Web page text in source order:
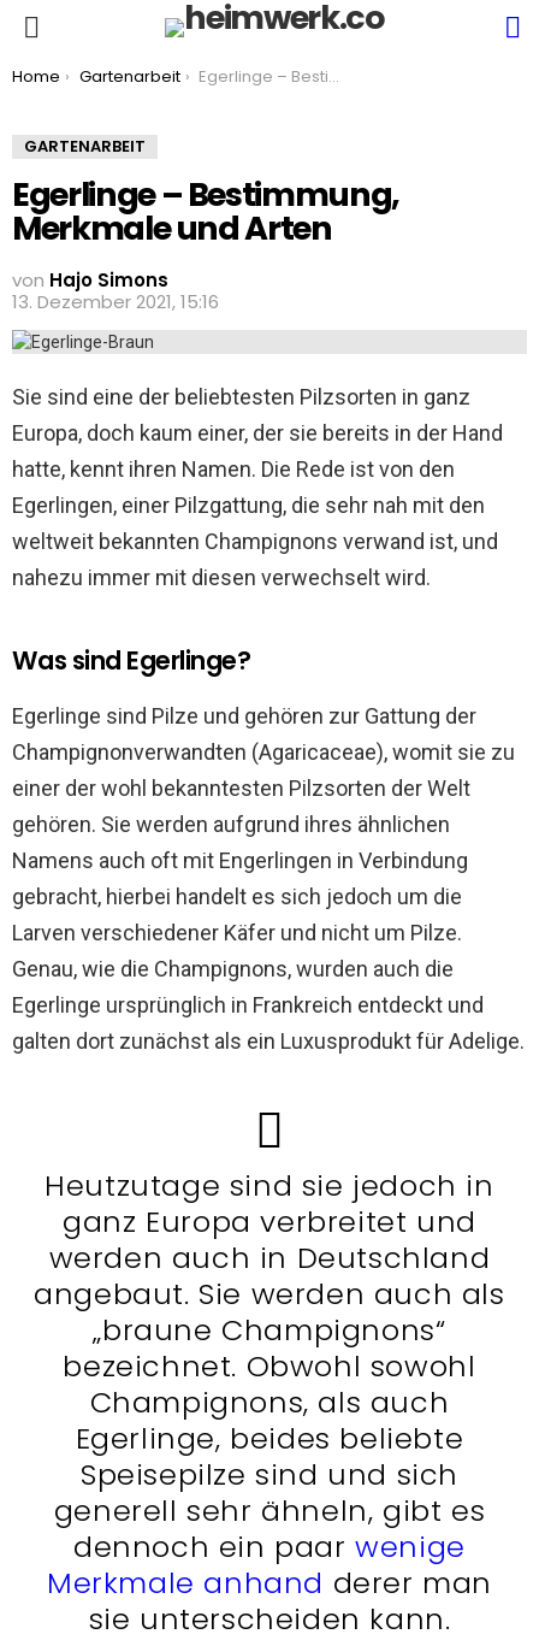
You are here:
Home Gartenarbeit Egerlinge – Bestimmung, Merkmale und Arten
GARTENARBEIT
Egerlinge – Bestimmung,
Merkmale und Arten
von Hajo Simons
13. Dezember 2021, 15:16
Sie sind eine der beliebtesten Pilzsorten in ganz
Europa, doch kaum einer, der sie bereits in der Hand
hatte, kennt ihren Namen. Die Rede ist von den
Egerlingen, einer Pilzgattung, die sehr nah mit den
weltweit bekannten Champignons verwand ist, und
nahezu immer mit diesen verwechselt wird.
Was sind Egerlinge?
Egerlinge sind Pilze und gehören zur Gattung der
Champignonverwandten (Agaricaceae), womit sie zu
einer der wohl bekanntesten Pilzsorten der Welt
gehören. Sie werden aufgrund ihres ähnlichen
Namens auch oft mit Engerlingen in Verbindung
gebracht, hierbei handelt es sich jedoch um die
Larven verschiedener Käfer und nicht um Pilze.
Genau, wie die Champignons, wurden auch die
Egerlinge ursprünglich in Frankreich entdeckt und
galten dort zunächst als ein Luxusprodukt für Adelige.
Heutzutage sind sie jedoch in
ganz Europa verbreitet und
werden auch in Deutschland
angebaut. Sie werden auch als
„braune Champignons“
bezeichnet. Obwohl sowohl
Champignons, als auch
Egerlinge, beides beliebte
Speisepilze sind und sich
generell sehr ähneln, gibt es
dennoch ein paarwenige
Merkmale anhand derer man
sie unterscheiden kann.